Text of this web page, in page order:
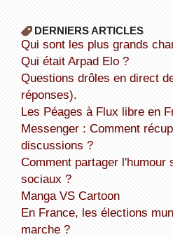
DERNIERS ARTICLES
Qui sont les plus grands
Qui était Arpad Elo ?
Questions drôles en direct de Facebook (avec les
réponses).
Les Péages à Flux libre en
Messenger : Comment récupérer et lire toutes les
discussions ?
Comment partager l'humour sur les réseaux
sociaux ?
Manga VS Cartoon
En France, les élections municipales : comment ça
marche ?